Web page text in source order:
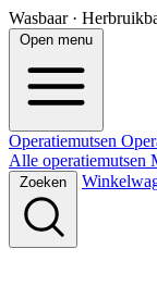
Wasbaar ·
Open menu
Operatiemutsen
Alle operatiemutsen
Zoeken